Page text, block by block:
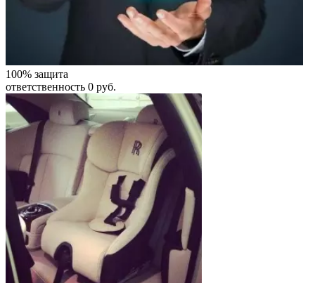
100% защита
ответственность 0 руб.